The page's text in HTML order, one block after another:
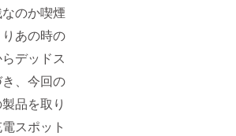
のか喫煙
あの時の
デッドス
、今回の
品を取り
スポット